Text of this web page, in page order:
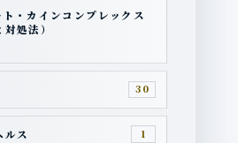
・カインコンプレックス
処法）
30
ルス 1